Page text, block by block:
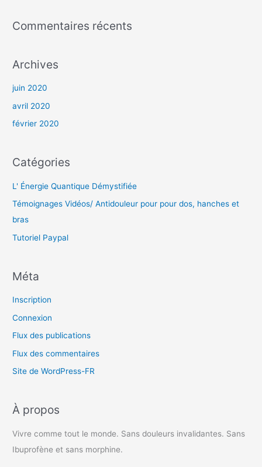
Commentaires récents
Archives
juin 2020
avril 2020
février 2020
Catégories
L' Énergie Quantique Démystifiée
Témoignages Vidéos/ Antidouleur pour pour dos, hanches et
bras
Tutoriel Paypal
Méta
Inscription
Connexion
Flux des publications
Flux des commentaires
Site de WordPress-FR
À propos
Vivre comme tout le monde. Sans douleurs invalidantes. Sans
Ibuprofène et sans morphine.